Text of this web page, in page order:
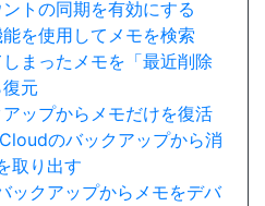
トの同期を有効にする
を使用してメモを検索
まったメモを「最近削除
元
ップからメモだけを復活
のバックアップから消
取り出す
ックアップからメモをデバ